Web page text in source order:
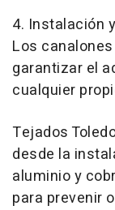
4. Instalación
Los
garantizar el
cualquier
Tejados
desde la
aluminio y
para prevenir